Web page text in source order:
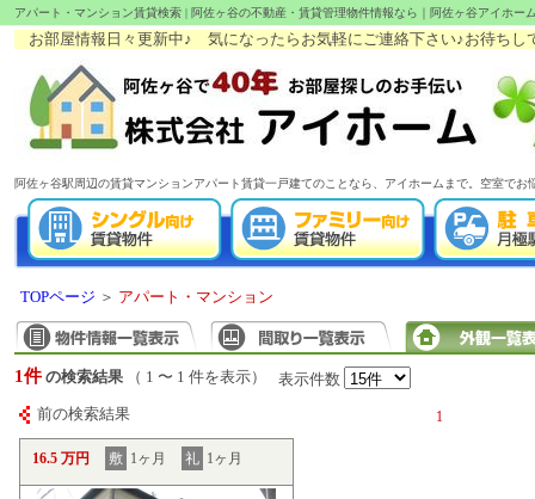
アパート・マンション賃貸検索 | 阿佐ヶ谷の不動産・賃貸管理物件情報なら｜阿佐ヶ谷アイホー
お部屋情報日々更新中♪ 気になったらお気軽にご連絡下さい♪お待ちして
阿佐ヶ谷駅周辺の賃貸マンションアパート賃貸一戸建てのことなら、アイホームまで。空室で
TOPページ ＞ アパート・マンション
1件 の検索結果 （ 1 〜 1 件を表示） 表示件数
前の検索結果 1
16.5 万円 敷 1ヶ月 礼 1ヶ月